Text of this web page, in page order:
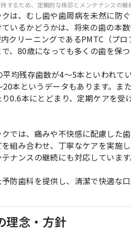
するため、定期的な検診とメンテナンスの継
は、むし歯や歯周病を未然に防
いるかどうかは、将来の歯の本
クリーニングであるPMTC（プ
、80歳になっても多くの歯を保
均残存歯数が4〜5本といわれ
本というデータもあります。ま
0.6本にとどまり、定期ケアを
では、痛みや不快感に配慮した
組み合わせ、丁寧なケアを実施
ナンスの継続にも対応しています
防歯科を提供し、清潔で快適な
理念・方針